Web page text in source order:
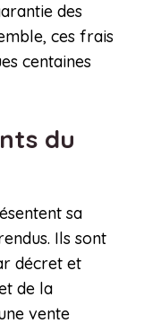
des
ces frais
centaines
du
sa
Ils sont
décret et
de la
vente